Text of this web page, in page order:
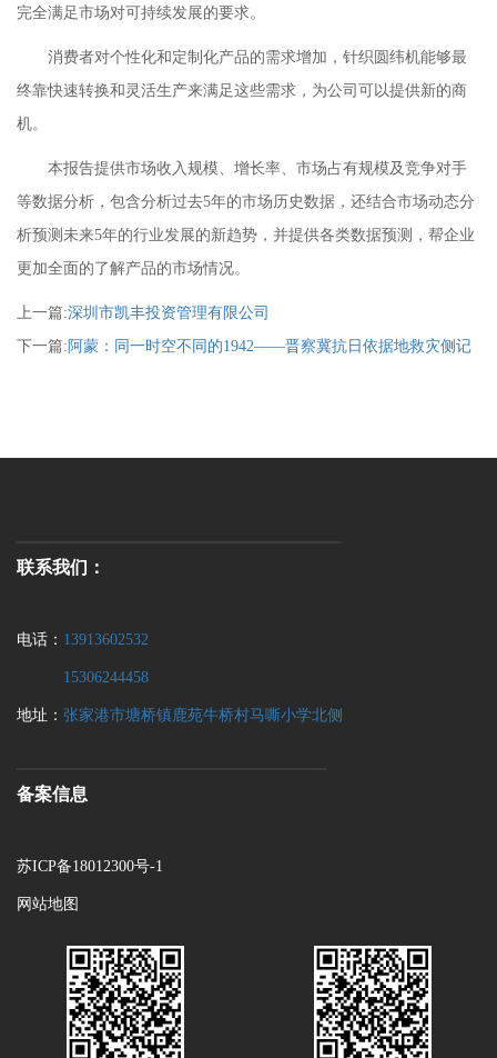
完全满足市场对可持续发展的要求。
消费者对个性化和定制化产品的需求增加，针织圆纬机能够最
终靠快速转换和灵活生产来满足这些需求，为公司可以提供新的商
机。
本报告提供市场收入规模、增长率、市场占有规模及竞争对手
等数据分析，包含分析过去5年的市场历史数据，还结合市场动态分
析预测未来5年的行业发展的新趋势，并提供各类数据预测，帮企业
更加全面的了解产品的市场情况。
上一篇:深圳市凯丰投资管理有限公司
下一篇: 阿蒙：同一时空不同的1942——晋察冀抗日依据地救灾侧记
联系我们：
电话： 13913602532
15306244458
地址： 张家港市塘桥镇鹿苑牛桥村马嘶小学北侧
备案信息
苏ICP备18012300号-1
网站地图